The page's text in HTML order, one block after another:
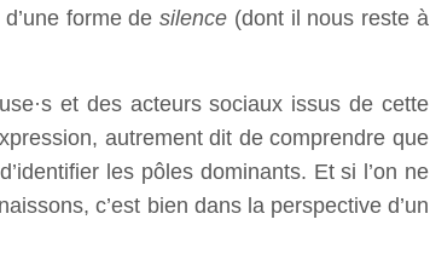
forme desilence (dont il nous reste à
et des acteurs sociaux issus de cette
autrement dit de comprendre que
les pôles dominants. Et si l’on ne
c’est bien dans la perspective d’un